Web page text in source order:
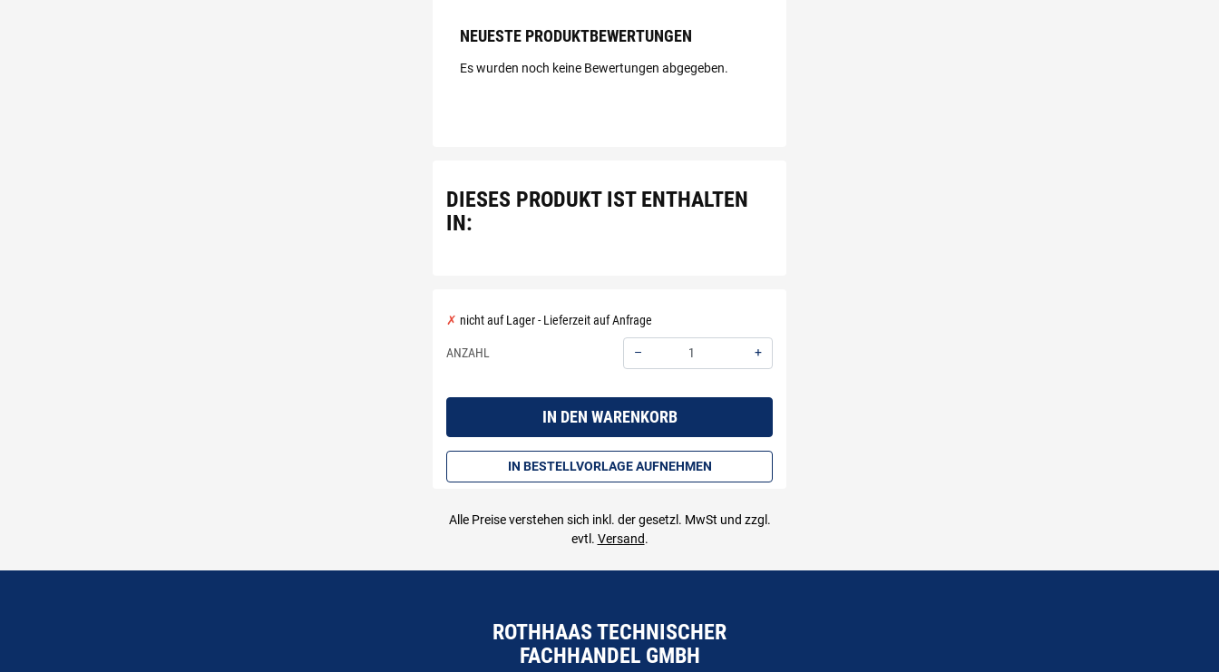
NEUESTE PRODUKTBEWERTUNGEN
Es wurden noch keine Bewertungen abgegeben.
DIESES PRODUKT IST ENTHALTEN
IN:
nicht auf Lager - Lieferzeit auf Anfrage
ANZAHL –
+
IN DEN WARENKORB
IN BESTELLVORLAGE AUFNEHMEN
Alle Preise verstehen sich inkl. der gesetzl. MwSt und zzgl.
evtl. Versand.
ROTHHAAS TECHNISCHER
FACHHANDEL GMBH